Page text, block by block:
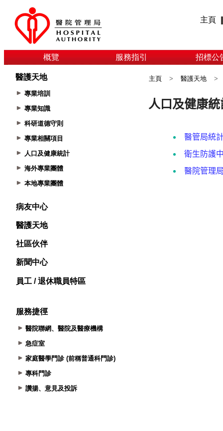
主頁
概覽 服務指引 招標公
醫護天地
專業培訓
專業知識
科研道德守則
專業相關項目
人口及健康統計
海外專業團體
本地專業團體
病友中心
醫護天地
社區伙伴
新聞中心
員工 / 退休職員特區
服務捷徑
醫院聯網、醫院及醫療機構
急症室
家庭醫學門診 (前稱普通科門診)
專科門診
讚揚、意見及投訴
主頁 > 醫護天地 >